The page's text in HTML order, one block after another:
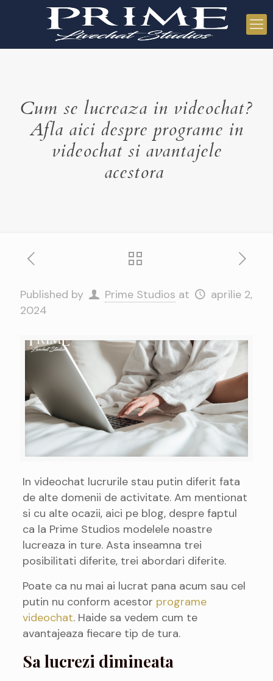
Cum se lucreaza in videochat?
Afla aici despre programe in
videochat si avantajele
acestora
Published by Prime Studios at
aprilie 2,
2024
In videochat lucrurile stau putin diferit fata
de alte domenii de activitate. Am mentionat
si cu alte ocazii, aici pe blog, despre faptul
ca la Prime Studios modelele noastre
lucreaza in ture. Asta inseamna trei
posibilitati diferite, trei abordari diferite.
Poate ca nu mai ai lucrat pana acum sau cel
putin nu conform acestor programe
videochat. Haide sa vedem cum te
avantajeaza fiecare tip de tura.
Sa lucrezi dimineata